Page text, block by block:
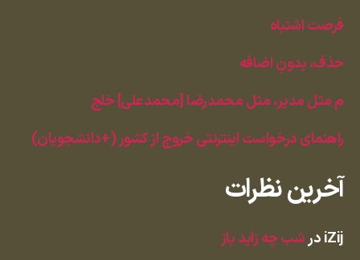
فرصت اشتباه
حذف، بدونِ اضافه
م مثل مدیر، مثل محمدرضا [محمدعلی] خلج
راهنمای درخواست اینترنتی خروج از کشور (+دانشجویان)
آخرین نظرات
iZijدرشب چه زاید باز